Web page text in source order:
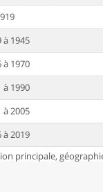
à 1945
à 1970
à 1990
à 2005
à 2019
principale,